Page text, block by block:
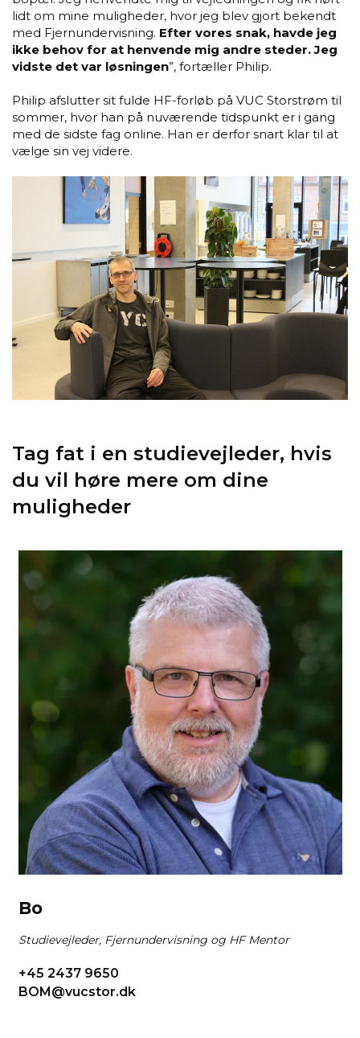
lidt om mine muligheder, hvor jeg blev gjort bekendt
med Fjernundervisning. Efter vores snak, havde jeg
ikke behov for at henvende mig andre steder. Jeg
vidste det var løsningen”, fortæller Philip.
Philip afslutter sit fulde HF-forløb på VUC Storstrøm til
sommer, hvor han på nuværende tidspunkt er i gang
med de sidste fag online. Han er derfor snart klar til at
vælge sin vej videre.
Tag fat i en studievejleder, hvis
du vil høre mere om dine
muligheder
Bo
Studievejleder, Fjernundervisning og HF Mentor
+45 2437 9650
BOM@vucstor.dk